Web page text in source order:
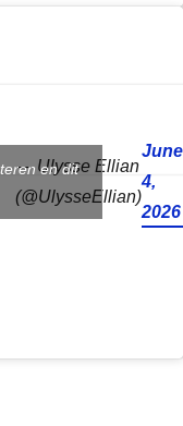
— Ulysse Ellian
(@UlysseEllian)
June
4,
2026
en dit